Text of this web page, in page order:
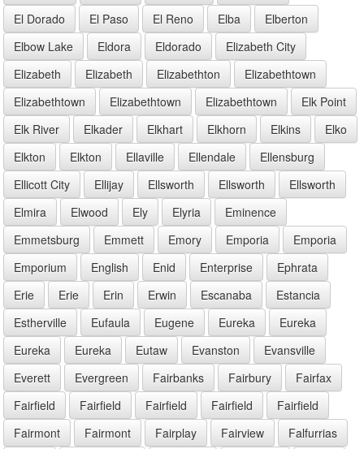
El Dorado
El Paso El Reno Elba
Elberton
Elbow Lake
Eldora Eldorado
Elizabeth City
Elizabeth
Elizabeth Elizabethton
Elizabethtown
Elizabethtown
Elizabethtown Elizabethtown
Elk Point
Elk River
Elkader Elkhart Elkhorn Elkins
Elko
Elkton
Elkton Ellaville Ellendale
Ellensburg
Ellicott City
Ellijay Ellsworth Ellsworth
Ellsworth
Elmira
Elwood Ely Elyria
Eminence
Emmetsburg
Emmett Emory Emporia
Emporia
Emporium
English Enid Enterprise
Ephrata
Erie
Erie Erin Erwin Escanaba
Estancia
Estherville
Eufaula Eugene Eureka
Eureka
Eureka
Eureka Eutaw Evanston
Evansville
Everett
Evergreen Fairbanks Fairbury
Fairfax
Fairfield
Fairfield Fairfield Fairfield
Fairfield
Fairmont
Fairmont Fairplay Fairview Falfurrias